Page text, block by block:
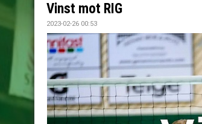
Vinst mot RIG
2023-02-26 00:53